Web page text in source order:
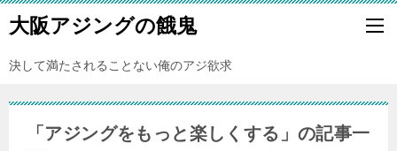
大阪アジングの餓鬼
決して満たされることない俺のアジ欲求
「アジングをもっと楽しくする」の記事一